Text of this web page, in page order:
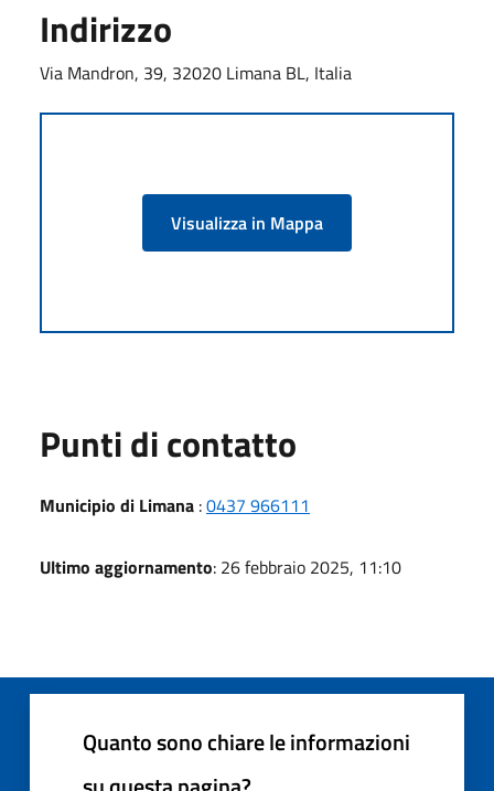
Indirizzo
Via Mandron, 39, 32020 Limana BL, Italia
Visualizza in Mappa
Punti di contatto
Municipio di Limana :0437 966111
Ultimo aggiornamento: 26 febbraio 2025, 11:10
Quanto sono chiare le informazioni